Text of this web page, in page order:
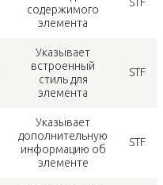
содержимого
элемента
Указывает
встроенный
стиль для
элемента
STF
Указывает
дополнительную
информацию об
элементе
STF